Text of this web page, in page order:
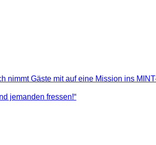
nimmt Gäste mit auf eine Mission ins
jemanden fressen!“